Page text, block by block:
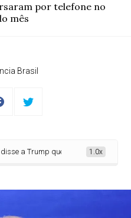
por telefone no
mês
Brasil
a Trump que América Latina é
1.0x